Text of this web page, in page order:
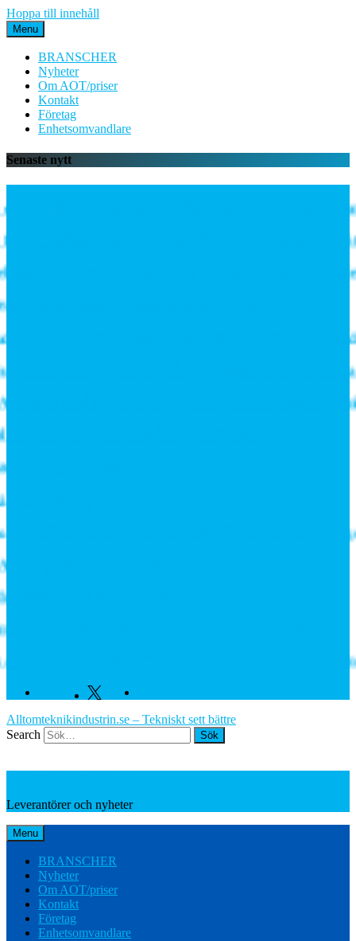
Hoppa till innehåll
Menu
BRANSCHER
Nyheter
Om AOT/priser
Kontakt
Företag
Enhetsomvandlare
Senaste nytt
mycket mångsidiga PE06M-serien med
och temperatursensorn SCVOT2 Vortex för
gateway – välj rätt uppkoppling för ditt IoT-projekt
förbättrar järnvägsnätets prestanda
inleder partnerskap för högeffektiv distribuerad
in till Roadshow 2026 – upptäck framtidens
och stärker erbjudandet inom likströmsteknik
and Enhance Measuring Processes
rekordorder!
din miljö?
tilldelas prestigefyllt pris för industriellt
Switchar i kompakt utförande
långsiktigt avtal
som växte när industrin blev digital
Europe fördjupar samarbetet för att leverera
Facebook Twitter
Alltomteknikindustrin.se – Tekniskt sett bättre
Search
Leverantörer och nyheter
Menu
BRANSCHER
Nyheter
Om AOT/priser
Kontakt
Företag
Enhetsomvandlare